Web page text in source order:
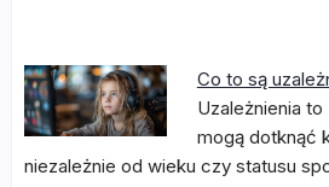
Co to są
Uzależnienia to
mogą dotknąć
niezależnie od wieku czy statusu